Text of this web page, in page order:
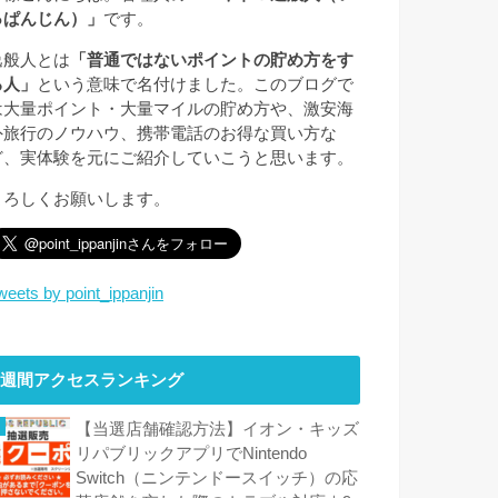
んじん）」 です。
般人とは 「普通ではないポイントの貯め方をす
」
という意味で名付けました。このブログで
大量ポイント・大量マイルの貯め方や、激安海
旅行のノウハウ、携帯電話のお得な買い方な
、実体験を元にご紹介していこうと思います。
しくお願いします。
by point_ippanjin
週間アクセスランキング
【当選店舗確認方法】イオン・キッズ
リパブリックアプリでNintendo
Switch（ニンテンドースイッチ）の応